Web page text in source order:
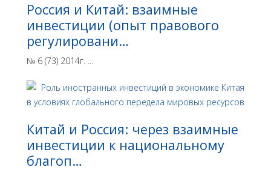
Россия и Китай: взаимные
инвестиции (опыт правового
регулировани…
№ 6 (73) 2014г. ...
Китай и Россия: через взаимные
инвестиции к национальному
благоп…